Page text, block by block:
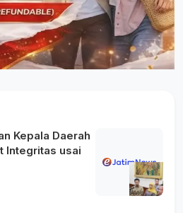
Kepala Daerah
Integritas usai